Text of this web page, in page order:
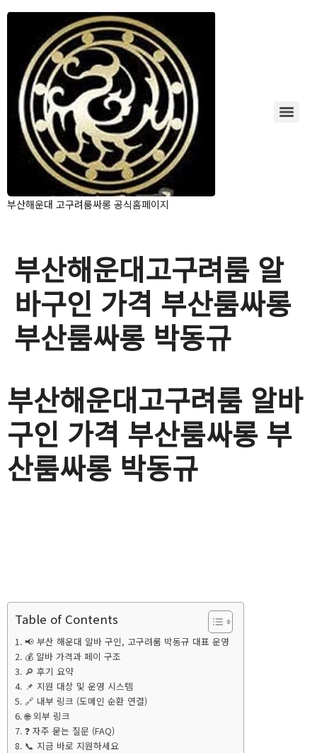
부산해운대 고구려룸싸롱 공식홈페이지
부산해운대고구려룸 알
바구인 가격 부산룸싸롱
부산룸싸롱 박동규
부산해운대고구려룸 알바
구인 가격 부산룸싸롱 부
산룸싸롱 박동규
Table of Contents
📢 부산 해운대 알바 구인, 고구려룸 박동규 대표 운영
💰 알바 가격과 페이 구조
🔎 후기 요약
📌 지원 대상 및 운영 시스템
🔗 내부 링크 (도메인 순환 연결)
🌐 외부 링크
❓ 자주 묻는 질문 (FAQ)
📞 지금 바로 지원하세요